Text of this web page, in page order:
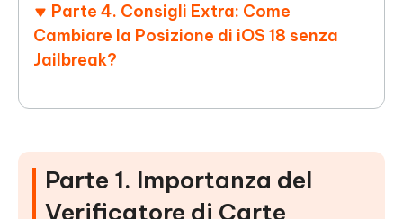
Parte 4. Consigli Extra: Come
Cambiare la Posizione di iOS 18 senza
Jailbreak?
Parte 1. Importanza del
Verificatore di Carte